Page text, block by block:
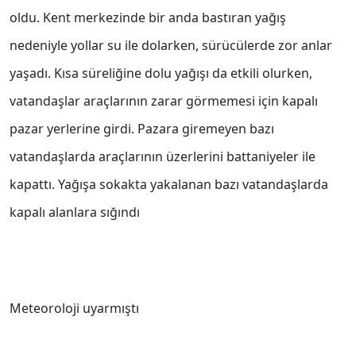
oldu. Kent merkezinde bir anda bastıran yağış
nedeniyle yollar su ile dolarken, sürücülerde zor anlar
yaşadı. Kısa süreliğine dolu yağışı da etkili olurken,
vatandaşlar araçlarının zarar görmemesi için kapalı
pazar yerlerine girdi. Pazara giremeyen bazı
vatandaşlarda araçlarının üzerlerini battaniyeler ile
kapattı. Yağışa sokakta yakalanan bazı vatandaşlarda
kapalı alanlara sığındı
Meteoroloji uyarmıştı